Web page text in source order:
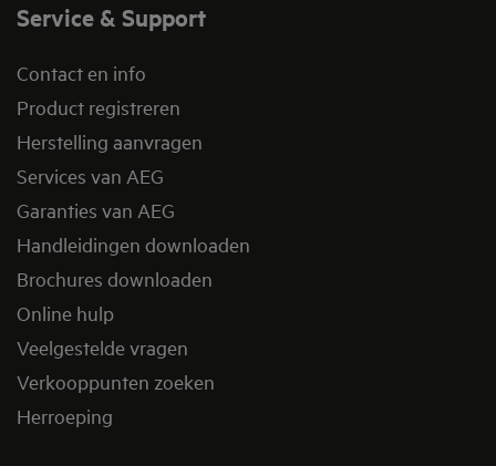
Service & Support
Contact en info
Product registreren
Herstelling aanvragen
Services van AEG
Garanties van AEG
Handleidingen downloaden
Brochures downloaden
Online hulp
Veelgestelde vragen
Verkooppunten zoeken
Herroeping